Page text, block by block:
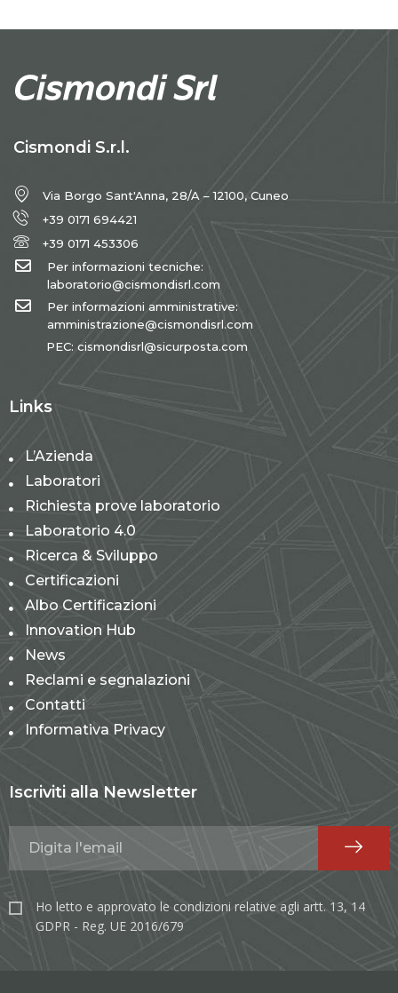
Cismondi S.r.l.
Via Borgo Sant'Anna, 28/A – 12100, Cuneo
+39 0171 694421
+39 0171 453306
Per informazioni tecniche:
laboratorio@cismondisrl.com
Per informazioni amministrative:
amministrazione@cismondisrl.com
PEC: cismondisrl@sicurposta.com
Links
L’Azienda
Laboratori
Richiesta prove laboratorio
Laboratorio 4.0
Ricerca & Sviluppo
Certificazioni
Albo Certificazioni
Innovation Hub
News
Reclami e segnalazioni
Contatti
Informativa Privacy
Iscriviti alla Newsletter
Ho letto e approvato le condizioni relative agli artt. 13, 14
GDPR - Reg. UE 2016/679